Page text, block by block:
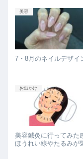
美容
7・8月のネイルデザイ
お出かけ
美容鍼灸に行ってみた
ほうれい線やたるみが